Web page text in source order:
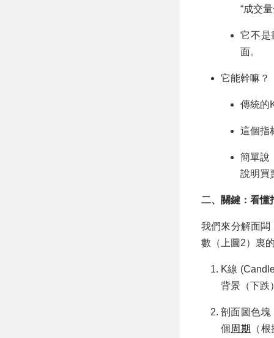
“成交
它不是
面。
它能幹嘛？
傳統的
這個指
簡單說
說明買
二、關鍵：看懂
我們來分解面闆
數（上圖2）裏
K線
背景（下跌
剖面圖色塊
個周期
（